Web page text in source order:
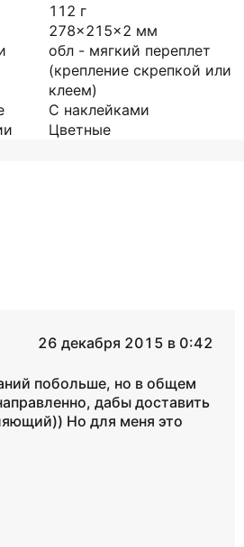
112 г
278x215x2 мм
обл - мягкий переплет
(крепление скрепкой или
клеем)
С наклейками
Цветные
26 декабря 2015 в 0:42
побольше, но в общем
дабы доставить
Но для меня это